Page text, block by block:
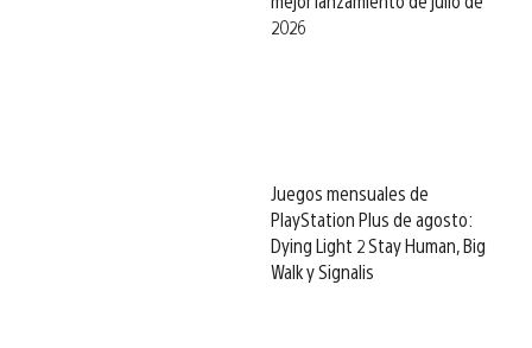
2026
Juegos mensuales de
PlayStation Plus de agosto:
Dying Light 2 Stay Human, Big
Walk y Signalis